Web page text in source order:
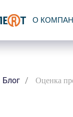
О
Блог / Оценка